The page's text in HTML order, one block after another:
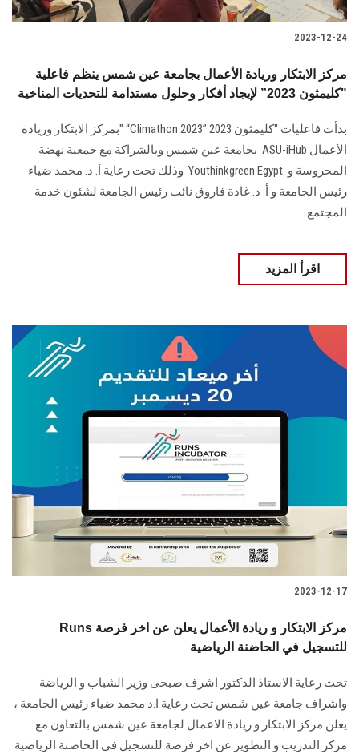
2023-12-24
مركز الابتكار وريادة الأعمال بجامعة عين شمس ينظم فاعلية
"كليمثون 2023” لإيجاد أفكار وحلول مستدامة للتحديات المناخية
بدأت فاعليات "كليمثون 2023‏‎" “Climathon 2023” ‎بمركز الابتكار وريادة
الأعمال‎ ASU-‎iHub ‎‏ بجامعة عين شمس وبالشراكة مع جمعية نهضة
المحروسة و‎ Youthinkgreen ‎Egypt. ‎‏ وذلك تحت رعاية أ. د. محمد ضياء
رئيس الجامعة و أ. د. غادة فاروق نائب رئيس ‏الجامعة لشئون خدمة
المجتمع
اقرأ المزيد
2023-12-17
Runs مركز الابتكار و ريادة الأعمال يعلن عن اخر فرصة
للتسجيل في الحاضنة الرياضية
تحت رعاية الاستاذ الدكتور اشرف صبحى وزير الشباب و الرياضة
واشراف جامعة عين شمس تحت رعاية ا.د محمد ضياء رئيس الجامعة ،
يعلن مركز الابتكار و ريادة الاعمال لجامعة عين شمس بالتعاون مع
مركز التدريب و التطوير عن اخر فرصة للتسجيل فى الحاضنة الرياضية